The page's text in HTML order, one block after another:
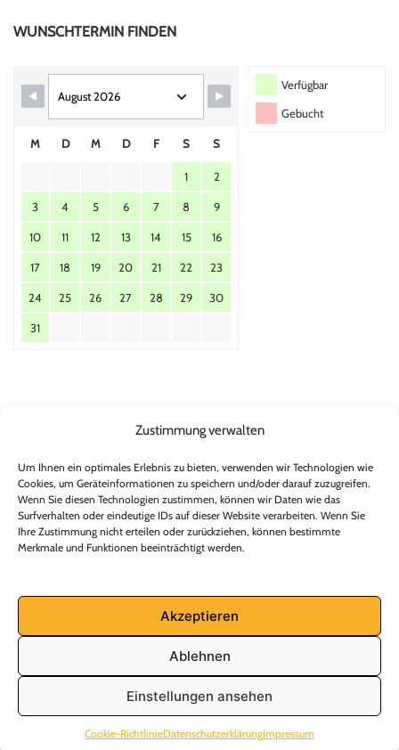
Zustimmung verwalten
Um Ihnen ein optimales Erlebnis zu bieten, verwenden wir Technologien wie
Cookies, um Geräteinformationen zu speichern und/oder darauf zuzugreifen.
Wenn Sie diesen Technologien zustimmen, können wir Daten wie das
Surfverhalten oder eindeutige IDs auf dieser Website verarbeiten. Wenn Sie
Ihre Zustimmung nicht erteilen oder zurückziehen, können bestimmte
Merkmale und Funktionen beeinträchtigt werden.
Akzeptieren
Ablehnen
Einstellungen ansehen
Cookie-RichtlinieDatenschutzerklärungImpressum
WUNSCHTERMIN FINDEN
Verfügbar
Gebucht
M D M D F S S
1 2
3 4 5 6 7 8 9
10 11 12 13 14 15 16
17 18 19 20 21 22 23
24 25 26 27 28 29 30
31
Kontakt
Frank Ziegeler Hausverwaltung
Fabrikstr. 6
38159 Vechelde OT Wierthe
Tel.: 05302/91799 -20/-25/-28
Impressum
Datenschutzhinweise
© 2026 Frank Ziegeler Hausverwaltung